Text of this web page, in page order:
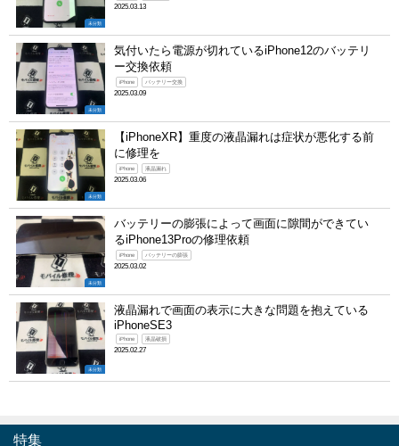
未分類
2025.03.13
未分類
気付いたら電源が切れているiPhone12のバッテリ
ー交換依頼
iPhone バッテリー交換
2025.03.09
未分類
【iPhoneXR】重度の液晶漏れは症状が悪化する前
に修理を
iPhone 液晶漏れ
2025.03.06
未分類
バッテリーの膨張によって画面に隙間ができてい
るiPhone13Proの修理依頼
iPhone バッテリーの膨張
2025.03.02
未分類
液晶漏れで画面の表示に大きな問題を抱えている
iPhoneSE3
iPhone 液晶破損
2025.02.27
特集